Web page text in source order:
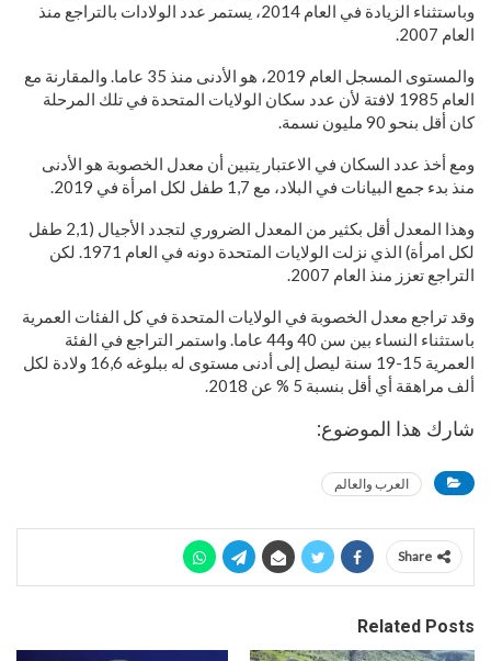
وباستثناء الزيادة في العام 2014، يستمر عدد الولادات بالتراجع منذ
العام 2007.
والمستوى المسجل العام 2019، هو الأدنى منذ 35 عاما. والمقارنة مع
العام 1985 لافتة لأن عدد سكان الولايات المتحدة في تلك المرحلة
كان أقل بنحو 90 مليون نسمة.
ومع أخذ عدد السكان في الاعتبار يتبين أن معدل الخصوبة هو الأدنى
منذ بدء جمع البيانات في البلاد، مع 1,7 طفل لكل امرأة في 2019.
وهذا المعدل أقل بكثير من المعدل الضروري لتجدد الأجيال (2,1 طفل
لكل امرأة) الذي نزلت الولايات المتحدة دونه في العام 1971. لكن
التراجع تعزز منذ العام 2007.
وقد تراجع معدل الخصوبة في الولايات المتحدة في كل الفئات العمرية
باستثناء النساء بين سن 40 و44 عاما. واستمر التراجع في الفئة
العمرية 15-19 سنة ليصل إلى أدنى مستوى له ببلوغه 16,6 ولادة لكل
ألف مراهقة أي أقل بنسبة 5 % عن 2018.
شارك هذا الموضوع:
العرب والعالم
Share
Related Posts